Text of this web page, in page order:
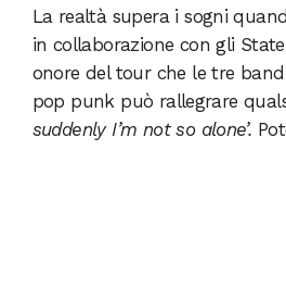
La realtà supera i sogni
in collaborazione con gli
onore del tour che le tre
pop punk può rallegrare
suddenly I’m not so alone’.